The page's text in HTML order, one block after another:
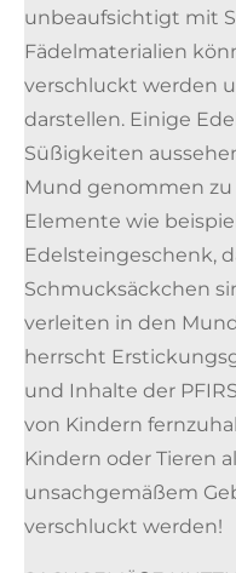
unbeaufsichtigt mit
Fädelmaterialien
verschluckt werden
darstellen. Einige
Süßigkeiten
Mund genommen
Elemente wie
Edelsteingeschenk,
Schmucksäckchen
verleiten in den
herrscht
und Inhalte der
von Kindern
Kindern oder Tieren
unsachgemäßem
verschluckt werden!